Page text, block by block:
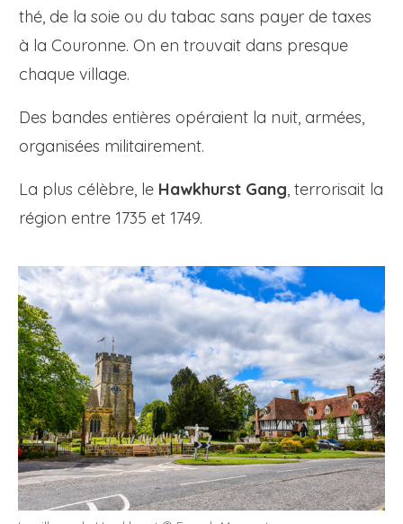
thé, de la soie ou du tabac sans payer de taxes
à la Couronne. On en trouvait dans presque
chaque village.
Des bandes entières opéraient la nuit, armées,
organisées militairement.
La plus célèbre, le Hawkhurst Gang, terrorisait la
région entre 1735 et 1749.